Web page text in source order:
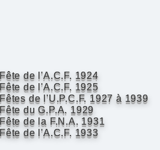
Fête de l'A.C.F. 1924
Fête de l'A.C.F. 1925
Fêtes de l'U.P.C.F. 1927 à 1939
Fête du G.P.A. 1929
Fête de la F.N.A. 1931
Fête de l'A.C.F. 1933